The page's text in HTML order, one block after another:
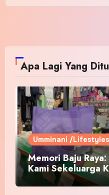
Apa Lagi Yang
Umminani /Lifestyles
Memori Baju
Kami Sekeluarga
Pakaian Hari-Hari?